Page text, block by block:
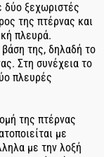
δύο ξεχωριστές
της πτέρνας και
πλευρά.
της, δηλαδή το
Στη συνέχεια το
πλευρές
της πτέρνας
με
με την λοξή